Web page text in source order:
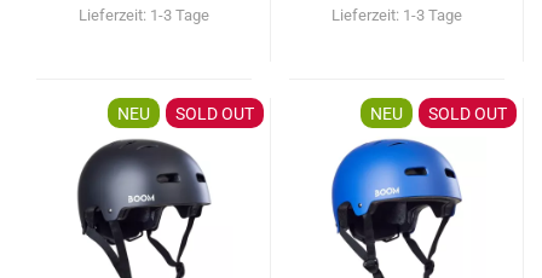
Lieferzeit: 1-3 Tage Lieferzeit: 1-3 Tage
NEU SOLD OUT NEU SOLD OUT